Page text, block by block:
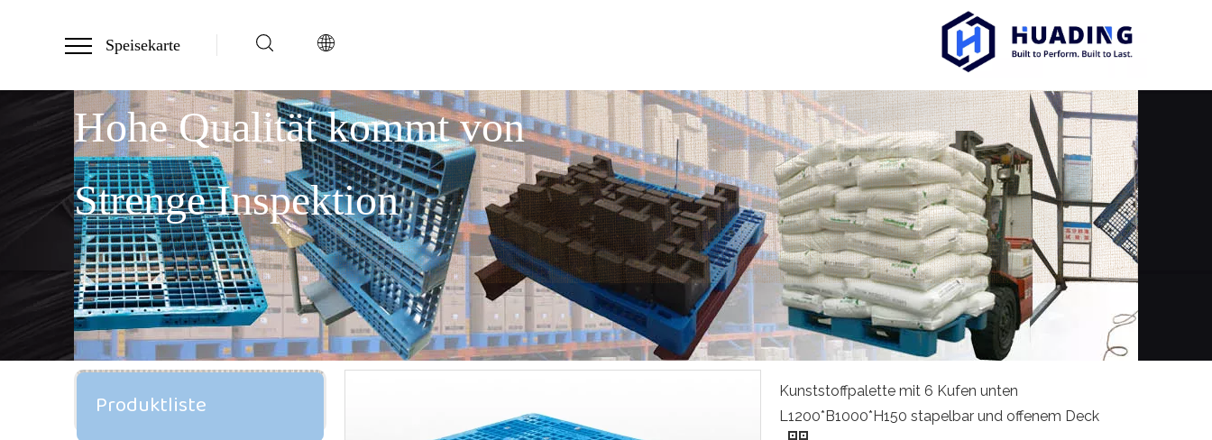
Speisekarte
Hohe Qualität kommt von
Strenge Inspektion
Produktliste
Kunststoffpalette mit 6 Kufen unten
L1200*B1000*H150 stapelbar und offenem Deck